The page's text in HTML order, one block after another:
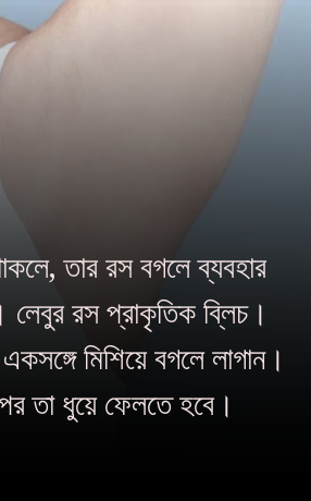
তার রস বগলে ব্যবহার
লেবুর রস প্রাকৃতিক ব্লিচ।
মিশিয়ে বগলে লাগান।
তা ধুয়ে ফেলতে হবে।